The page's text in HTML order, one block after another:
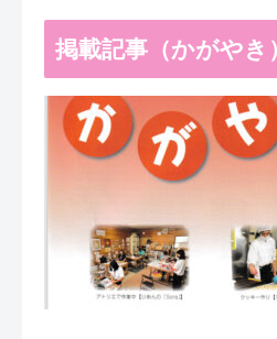
掲載記事（かがやき